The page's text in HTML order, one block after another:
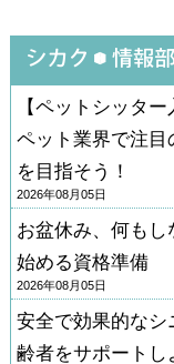
【ペットシッタ
ペット業界で注目
を目指そう！
2026年08月05日
お盆休み、何も
始める資格準備
2026年08月05日
安全で効果的なシ
齢者をサポートし